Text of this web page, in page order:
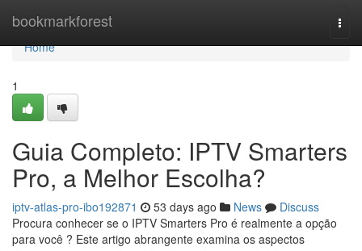
bookmarkforest
Home
Home
1
Guia Completo: IPTV Smarters
Pro, a Melhor Escolha?
iptv-atlas-pro-ibo192871 53 days ago News
Discuss
Procura conhecer se o IPTV Smarters Pro é realmente a opção
para você ? Este artigo abrangente examina os aspectos